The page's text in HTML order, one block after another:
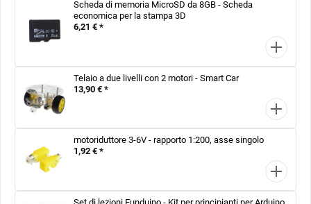
Scheda di memoria MicroSD da 8GB - Scheda
economica per la stampa 3D
6,21 € *
Telaio a due livelli con 2 motori - Smart Car
13,90 € *
motoriduttore 3-6V - rapporto 1:200, asse singolo
1,92 € *